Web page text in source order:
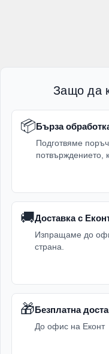
Защо да
📦Бърза
Подготвяме
потвърждението,
🚚Доставка с
Изпращаме до
страна.
🎁Безплатна
До офис на Еконт